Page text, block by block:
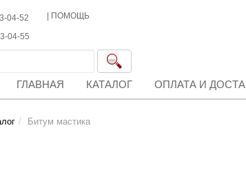
04-52
04-55
ПОМОЩЬ
ГЛАВНАЯ КАТАЛОГ ОПЛАТА И
Битум мастика